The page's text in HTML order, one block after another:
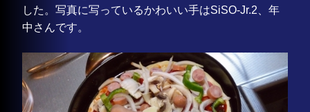
した。写真に写っているかわいい手はSiSO-Jr.2、年
中さんです。